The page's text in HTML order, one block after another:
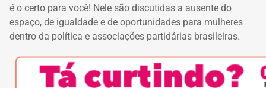
é o certo para você! Nele são discutidas a ausente do
espaço, de igualdade e de oportunidades para mulheres
dentro da política e associações partidárias brasileiras.